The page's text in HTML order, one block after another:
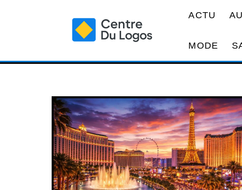
ACTU
MODE